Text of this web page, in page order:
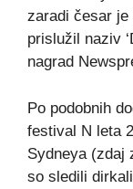
zaradi česar
prislužil naziv
nagrad
Po podobnih
festival N leta
Sydneya (zdaj
so sledili